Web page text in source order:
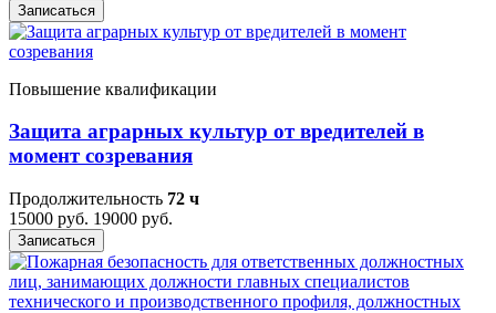
Записаться
Повышение квалификации
Защита аграрных культур от вредителей в
момент созревания
Продолжительность 72 ч
15000 руб. 19000 руб.
Записаться